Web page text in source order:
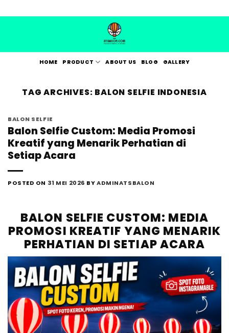
to
HOME PRODUCT ABOUT US BLOG GALLERY
TAG ARCHIVES: BALON SELFIE INDONESIA
BALON SELFIE
Balon Selfie Custom: Media Promosi
Kreatif yang Menarik Perhatian di
Setiap Acara
POSTED ON 31 MEI 2026 BYADMINATSBALON
BALON SELFIE CUSTOM: MEDIA
PROMOSI KREATIF YANG MENARIK
PERHATIAN DI SETIAP ACARA